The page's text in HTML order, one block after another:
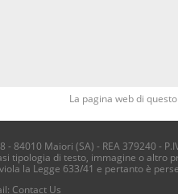
La pagina web di
Maiori (SA) - REA 379240 -
tipologia di testo, immagine o altro
la Legge 633/41 e pertanto è
Contact Us